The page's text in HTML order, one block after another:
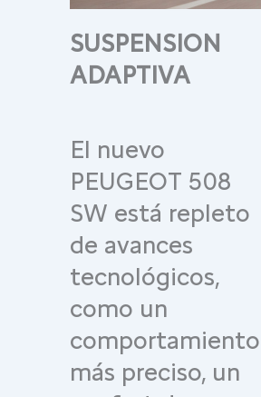
SUSPENSION
ADAPTIVA
El nuevo
PEUGEOT 508
SW está repleto
de avances
tecnológicos,
como un
comportamiento
más preciso, un